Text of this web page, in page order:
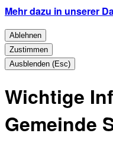
Mehr dazu in unserer
Ablehnen
Zustimmen
Ausblenden (Esc)
Wichtige
Gemeinde